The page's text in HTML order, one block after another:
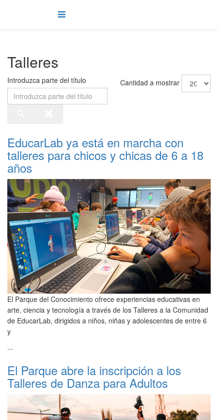
Talleres
Introduzca parte del título Cantidad a mostrar
EducarLab ya está en marcha con
talleres para chicos y chicas de 6 a 18
años
El Parque del Conocimiento ofrece experiencias educativas en
arte, ciencia y tecnología a través de los Talleres a la Comunidad
de EducarLab, dirigidos a niños, niñas y adolescentes de entre 6
y
...
El Parque abre la inscripción a los
Talleres de Danza para Adultos